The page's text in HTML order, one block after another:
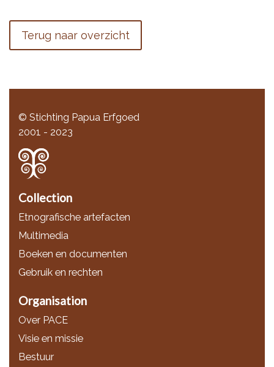
Terug naar overzicht
© Stichting Papua Erfgoed
2001 - 2023
Collection
Etnografische artefacten
Multimedia
Boeken en documenten
Gebruik en rechten
Organisation
Over PACE
Visie en missie
Bestuur